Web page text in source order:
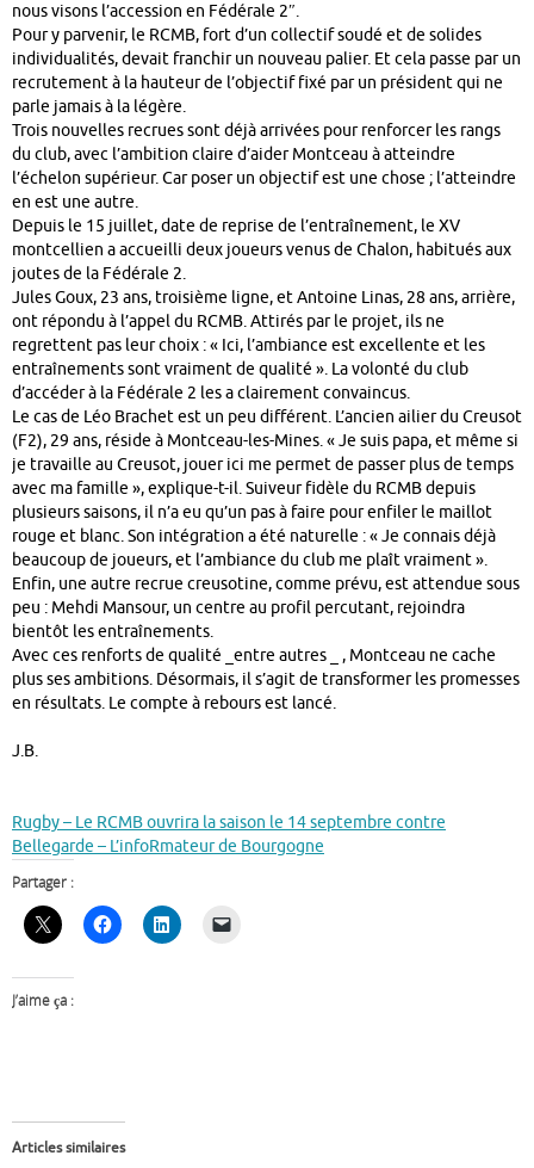
nous visons l’accession en Fédérale 2″.
Pour y parvenir, le RCMB, fort d’un collectif soudé et de solides
individualités, devait franchir un nouveau palier. Et cela passe par un
recrutement à la hauteur de l’objectif fixé par un président qui ne
parle jamais à la légère.
Trois nouvelles recrues sont déjà arrivées pour renforcer les rangs
du club, avec l’ambition claire d’aider Montceau à atteindre
l’échelon supérieur. Car poser un objectif est une chose ; l’atteindre
en est une autre.
Depuis le 15 juillet, date de reprise de l’entraînement, le XV
montcellien a accueilli deux joueurs venus de Chalon, habitués aux
joutes de la Fédérale 2.
Jules Goux, 23 ans, troisième ligne, et Antoine Linas, 28 ans, arrière,
ont répondu à l’appel du RCMB. Attirés par le projet, ils ne
regrettent pas leur choix : « Ici, l’ambiance est excellente et les
entraînements sont vraiment de qualité ». La volonté du club
d’accéder à la Fédérale 2 les a clairement convaincus.
Le cas de Léo Brachet est un peu différent. L’ancien ailier du Creusot
(F2), 29 ans, réside à Montceau-les-Mines. « Je suis papa, et même si
je travaille au Creusot, jouer ici me permet de passer plus de temps
avec ma famille », explique-t-il. Suiveur fidèle du RCMB depuis
plusieurs saisons, il n’a eu qu’un pas à faire pour enfiler le maillot
rouge et blanc. Son intégration a été naturelle : « Je connais déjà
beaucoup de joueurs, et l’ambiance du club me plaît vraiment ».
Enfin, une autre recrue creusotine, comme prévu, est attendue sous
peu : Mehdi Mansour, un centre au profil percutant, rejoindra
bientôt les entraînements.
Avec ces renforts de qualité _entre autres _ , Montceau ne cache
plus ses ambitions. Désormais, il s’agit de transformer les promesses
en résultats. Le compte à rebours est lancé.
J.B.
Rugby – Le RCMB ouvrira la saison le 14 septembre contre
Bellegarde – L’infoRmateur de Bourgogne
Partager :
J’aime ça :
Articles similaires